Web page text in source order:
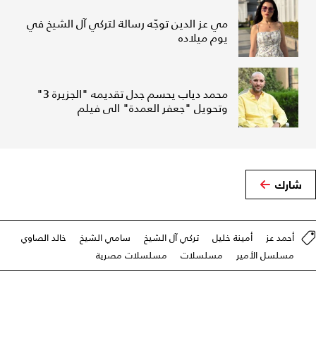
مي عز الدين توجّه رسالة لتركي آل الشيخ في
يوم ميلاده
محمد دياب يحسم جدل تقديمه "الجزيرة 3"
وتحويل "جعفر العمدة" الى فيلم
شارك
أحمد عز أمينة خليل تركي آل الشيخ سامي الشيخ
خالد الصاوي
مسلسل الأمير
مسلسلات مسلسلات مصرية